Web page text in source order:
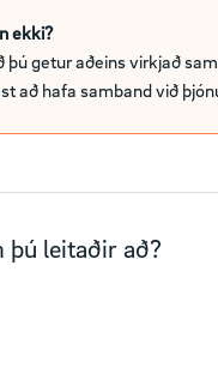
ekki?
þú getur aðeins virkjað
að hafa samband við
þú leitaðir að?